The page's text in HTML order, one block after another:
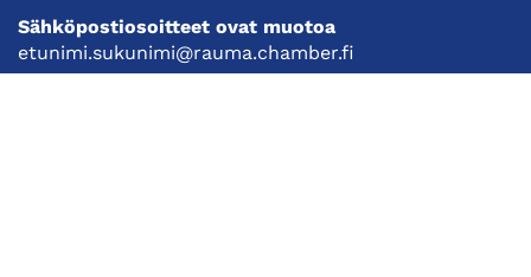
Sähköpostiosoitteet ovat muotoa
etunimi.sukunimi@rauma.chamber.fi